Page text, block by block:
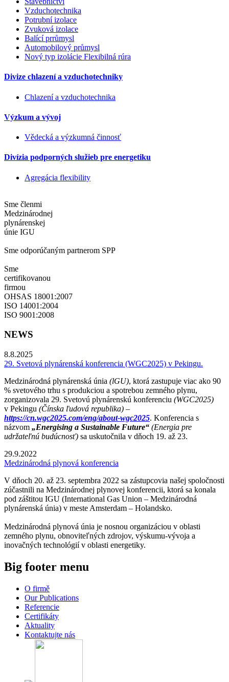
Vzduchotechnika
Potrubní izolace
Zvuková izolace
Balící prrůmysl
Automobilový průmysl
Nový typ izolácie Flexibilná rúra
Divize chlazení a vzduchotechniky
Chlazení a vzduchotechnika
Výzkum a vývoj
Vědecká a výzkumná činnosť
Divízia podporných služieb pre energetiku
Agregácia flexibility
Sme členmi
Medzinárodnej
plynárenskej
únie IGU
Sme odporúčaným partnerom SPP
Sme
certifikovanou
firmou
OHSAS 18001:2007
ISO 14001:2004
ISO 9001:2008
NEWS
8.8.2025
29. Svetová plynárenská konferencia (WGC2025) v Pekingu.
Medzinárodná plynárenská únia (lGU), ktorá zastupuje viac ako 90
% svetového trhu s produkciou a spotrebou zemného plynu,
zorganizovala 29. Svetovú plynárenskú konferenciu (WGC2025)
v Pekingu (Čínska ľudová republika) –
https://cn.wgc2025.com/eng/about-wgc2025. Konferencia s
názvom „Energising a Sustainable Future“ (Energia pre
udržateľnú budúcnosť) sa uskutočnila v dňoch 19. až 23.
29.9.2022
Medzinárodná plynová konferencia
V dňoch 20. až 23. septembra 2022 sa zástupcovia našej spoločnosti
zúčastnili na Medzinárodnej plynovej konferencii, ktorá sa konala
pod záštitou IGU (International Gas Union – Medzinárodná
plynárenská únia) v meste Amsterdam – Holandsko.
Medzinárodná plynová únia je nosnou organizáciou v oblasti
zemného plynu, obnoviteľných zdrojov, výskumu-vývoja a
inovačných technológií v oblasti energetiky.
Big footer menu
O firmě
Our Publications
Referencie
Certifikáty
Aktuality
Kontaktujte nás